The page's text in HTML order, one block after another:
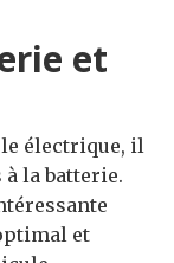
et
électrique, il
la batterie.
et